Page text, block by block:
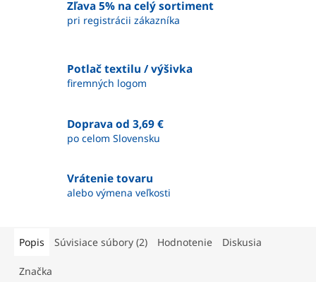
Zľava 5% na celý sortiment
pri registrácii zákazníka
Potlač textilu / výšivka
firemných logom
Doprava od 3,69 €
po celom Slovensku
Vrátenie tovaru
alebo výmena veľkosti
Popis Súvisiace súbory (2) Hodnotenie Diskusia
Značka